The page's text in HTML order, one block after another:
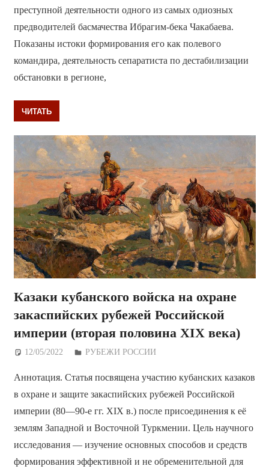
преступной деятельности одного из самых одиозных
предводителей басмачества Ибрагим-бека Чакабаева.
Показаны истоки формирования его как полевого
командира, деятельность сепаратиста по дестабилизации
обстановки в регионе,
ЧИТАТЬ
Казаки кубанского войска на охране
закаспийских рубежей Российской
империи (вторая половина XIX века)
12/05/2022 Дежурный по Редакции
РУБЕЖИ РОССИИ
Аннотация. Статья посвящена участию кубанских казаков
в охране и защите закаспийских рубежей Российской
империи (80—90-е гг. XIX в.) после присоединения к её
землям Западной и Восточной Туркмении. Цель научного
исследования — изучение основных способов и средств
формирования эффективной и не обременительной для